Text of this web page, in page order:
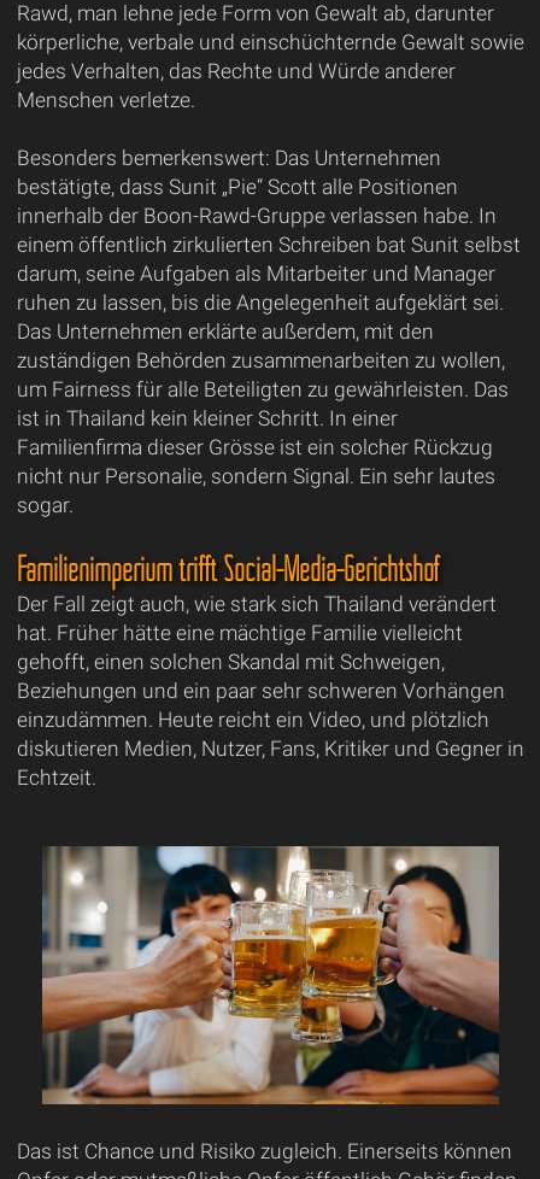
Rawd, man lehne jede Form von Gewalt ab, darunter
körperliche, verbale und einschüchternde Gewalt sowie
jedes Verhalten, das Rechte und Würde anderer
Menschen verletze.
Besonders bemerkenswert: Das Unternehmen
bestätigte, dass Sunit „Pie“ Scott alle Positionen
innerhalb der Boon-Rawd-Gruppe verlassen habe. In
einem öffentlich zirkulierten Schreiben bat Sunit selbst
darum, seine Aufgaben als Mitarbeiter und Manager
ruhen zu lassen, bis die Angelegenheit aufgeklärt sei.
Das Unternehmen erklärte außerdem, mit den
zuständigen Behörden zusammenarbeiten zu wollen,
um Fairness für alle Beteiligten zu gewährleisten. Das
ist in Thailand kein kleiner Schritt. In einer
Familienfirma dieser Grösse ist ein solcher Rückzug
nicht nur Personalie, sondern Signal. Ein sehr lautes
sogar.
Familienimperium trifft Social-Media-Gerichtshof
Der Fall zeigt auch, wie stark sich Thailand verändert
hat. Früher hätte eine mächtige Familie vielleicht
gehofft, einen solchen Skandal mit Schweigen,
Beziehungen und ein paar sehr schweren Vorhängen
einzudämmen. Heute reicht ein Video, und plötzlich
diskutieren Medien, Nutzer, Fans, Kritiker und Gegner in
Echtzeit.
Das ist Chance und Risiko zugleich. Einerseits können